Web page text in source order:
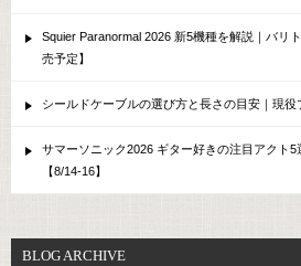
Squier Paranormal 2026 新5機種を解説｜バリ
売予定】
シールドケーブルの選び方と長さの目安｜現役
サマーソニック2026 ギター好きの注目アクト
【8/14-16】
BLOG ARCHIVE